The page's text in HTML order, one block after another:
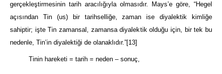
gerçekleştirmesinin tarih aracılığıyla olmasıdır. Mays’e göre, “Hegel
açısından Tin (us) bir tarihselliğe, zaman ise diyalektik kimliğe
sahiptir; işte Tin zamansal, zamansa diyalektik olduğu için, bir tek bu
nedenle, Tin’in diyalektiği de olanaklıdır.”[13]
Tinin hareketi = tarih = neden – sonuç,